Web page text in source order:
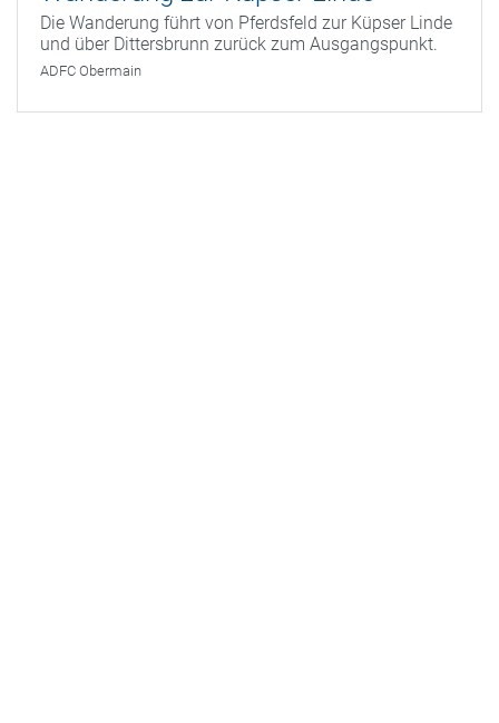
Die Wanderung führt von Pferdsfeld zur Küpser Linde
und über Dittersbrunn zurück zum Ausgangspunkt.
ADFC Obermain